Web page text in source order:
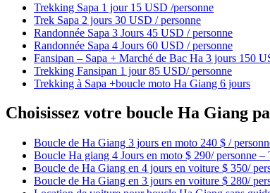
Trekking Sapa 1 jour 15 USD /personne
Trek Sapa 2 jours 30 USD / personne
Randonnée Sapa 3 Jours 45 USD / personne
Randonnée Sapa 4 Jours 60 USD / personne
Fansipan – Sapa + Marché de Bac Ha 3 jours 150
Trekking Fansipan 1 jour 85 USD/ personne
Trekking à Sapa +boucle moto Ha Giang 6 jours
Choisissez votre boucle Ha Giang
Boucle de Ha Giang 3 jours en moto 240 $ /
Boucle Ha giang 4 Jours en moto $ 290/ personne
Boucle de Ha Giang en 4 jours en voiture $ 350/
Boucle de Ha Giang en 3 jours en voiture $ 280/